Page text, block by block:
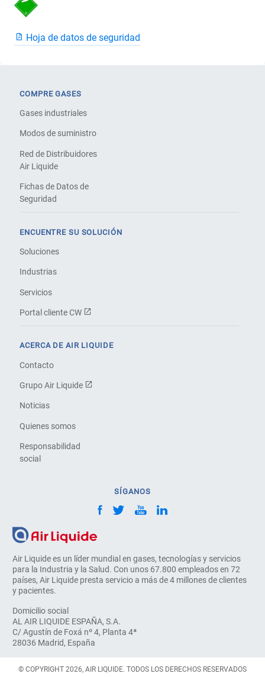
Hoja de datos de seguridad
Air Liquide es un líder mundial en gases, tecnologías y servicios
para la Industria y la Salud. Con unos 67.800 empleados en 72
países, Air Liquide presta servicio a más de 4 millones de clientes
y pacientes.
Domicilio social
AL AIR LIQUIDE ESPAÑA, S.A.
C/ Agustín de Foxá nº 4, Planta 4ª
28036 Madrid, España
COMPRE GASES
Gases industriales
Modos de suministro
Red de Distribuidores
Air Liquide
Fichas de Datos de
Seguridad
ENCUENTRE SU SOLUCIÓN
Soluciones
Industrias
Servicios
Portal cliente CW
ACERCA DE AIR LIQUIDE
Contacto
Grupo Air Liquide
Noticias
Quienes somos
Responsabilidad
social
SÍGANOS
© COPYRIGHT 2026, AIR LIQUIDE. TODOS LOS DERECHOS RESERVADOS